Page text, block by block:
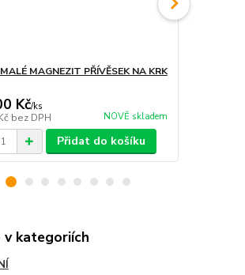
MAGNEZIT PŘÍVĚSEK NA KRK
Kč/ks
bez DPH NOVĚ skladem
Přidat do košíku
v kategoriích